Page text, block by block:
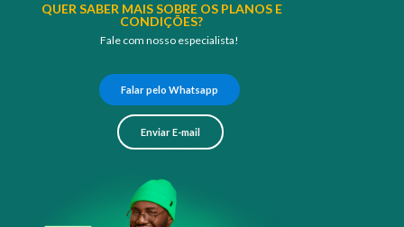
QUER SABER MAIS SOBRE OS PLANOS E
CONDIÇÕES?
Fale com nosso especialista!
Falar pelo Whatsapp
Enviar E-mail